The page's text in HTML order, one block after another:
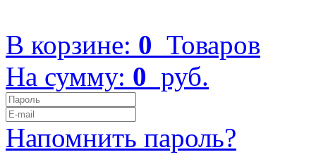
В корзине: 0 Товаров
На сумму: 0 руб.
Напомнить пароль?